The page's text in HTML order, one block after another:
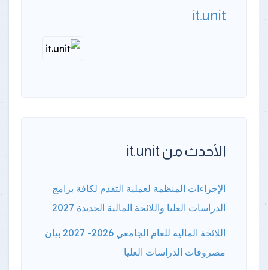
it.unit
الأحدث من it.unit
الإجراءات المنظمة لعملية التقدم لكافة برامج
الدراسات العليا واللائحة المالية الجديدة 2027
اللائحة المالية للعام الجامعي 2026- 2027 بيان
مصروفات الدراسات العليا